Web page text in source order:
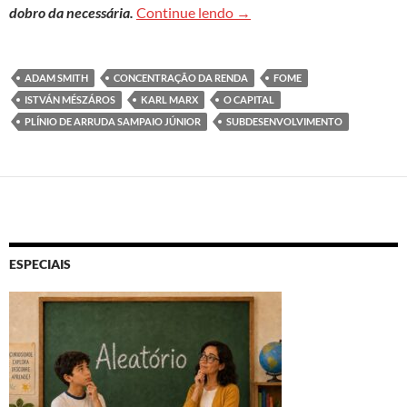
dobro da necessária. Continue lendo Capitalismo e fome
→
ADAM SMITH CONCENTRAÇÃO DA RENDA
FOME
ISTVÁN MÉSZÁROS
KARL MARX
O CAPITAL
PLÍNIO DE ARRUDA SAMPAIO JÚNIOR
SUBDESENVOLVIMENTO
ESPECIAIS